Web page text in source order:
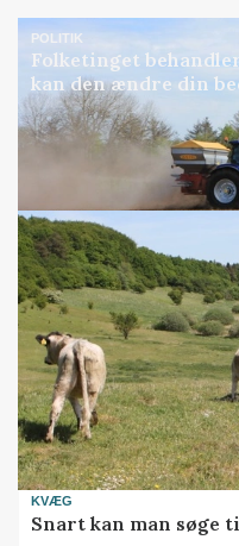
POLITIK
Folketinget
kan den ændre din
KVÆG
Snart kan man